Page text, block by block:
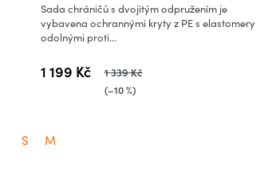
1 199 Kč 1 339 Kč
(–10 %)
Sada chráničů s dvojitým odpružením je
vybavena ochrannými kryty z PE s elastomery
odolnými proti...
S M